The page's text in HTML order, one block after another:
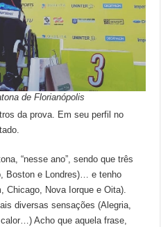
de Florianópolis
da prova. Em seu perfil no
“nesse ano”, sendo que três
Boston e Londres)… e tenho
Chicago, Nova Iorque e Oita).
diversas sensações (Alegria,
Acho que aquela frase,